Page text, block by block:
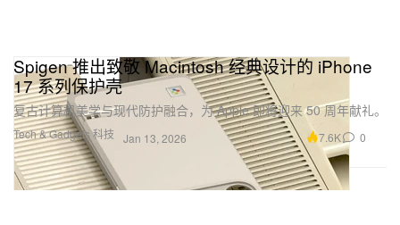
Tech & Gadgets 科技
Spigen 推出致敬 Macintosh 经典设计的 iPhone
17 系列保护壳
复古计算机美学与现代防护融合，为 Apple 即将迎来 50 周年献礼。
Jan 13, 2026 7.6K 0